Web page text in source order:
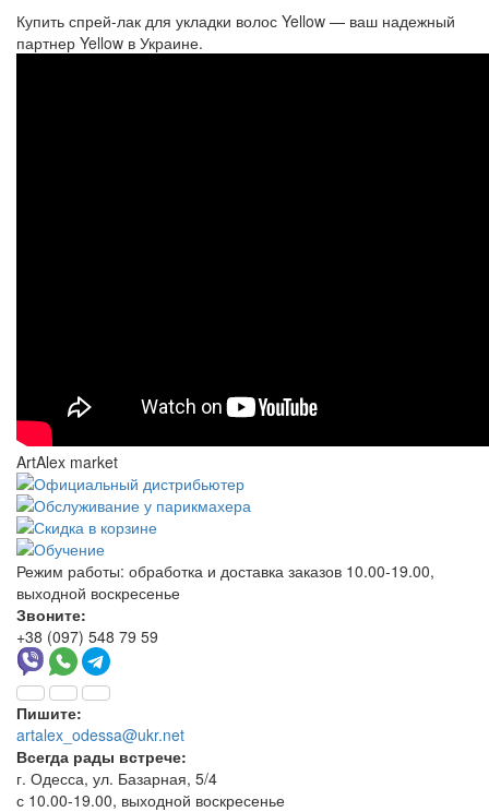
Купить спрей-лак для укладки волос Yellow — ваш надежный
партнер Yellow в Украине.
ArtAlex market
Режим работы: обработка и доставка заказов 10.00-19.00,
выходной воскресенье
Звоните:
+38 (097) 548 79 59
Пишите:
artalex_odessa@ukr.net
Всегда рады встрече:
г. Одесса, ул. Базарная, 5/4
с 10.00-19.00, выходной воскресенье